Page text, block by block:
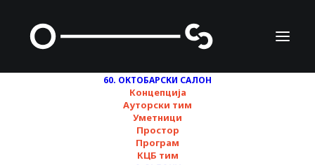
60. ОКТОБАРСКИ САЛОН
Концепција
Ауторски тим
Уметници
Простор
Програм
КЦБ тим
Вођење кроз